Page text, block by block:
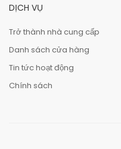
DỊCH VỤ
Trở thành nhà cung cấp
Danh sách cửa hàng
Tin tức hoạt động
Chính sách